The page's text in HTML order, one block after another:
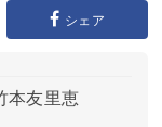
シェア
本友里恵